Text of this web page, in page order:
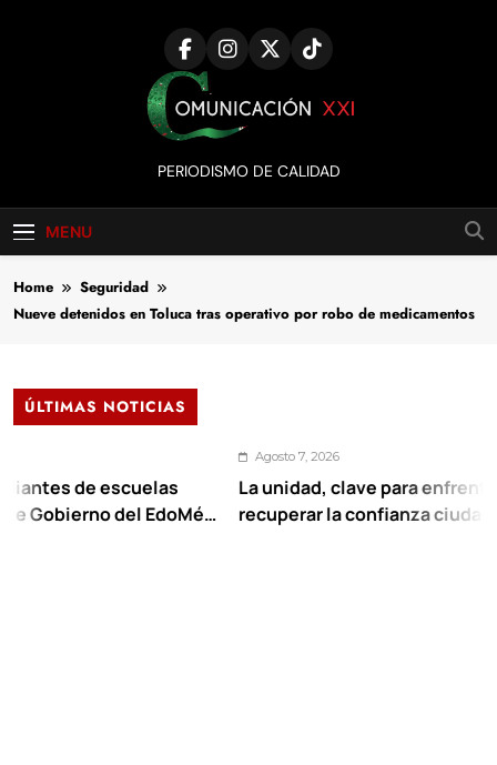
Comunicación
XXI
PERIODISMO DE CALIDAD
MENU
Home
Seguridad
Nueve detenidos en Toluca tras operativo por robo de medicamentos
ÚLTIMAS NOTICIAS
escuelas
del EdoMéx
Agosto 7, 2026
La unidad, clave para enfrentar los
recuperar la confianza ciudadana: